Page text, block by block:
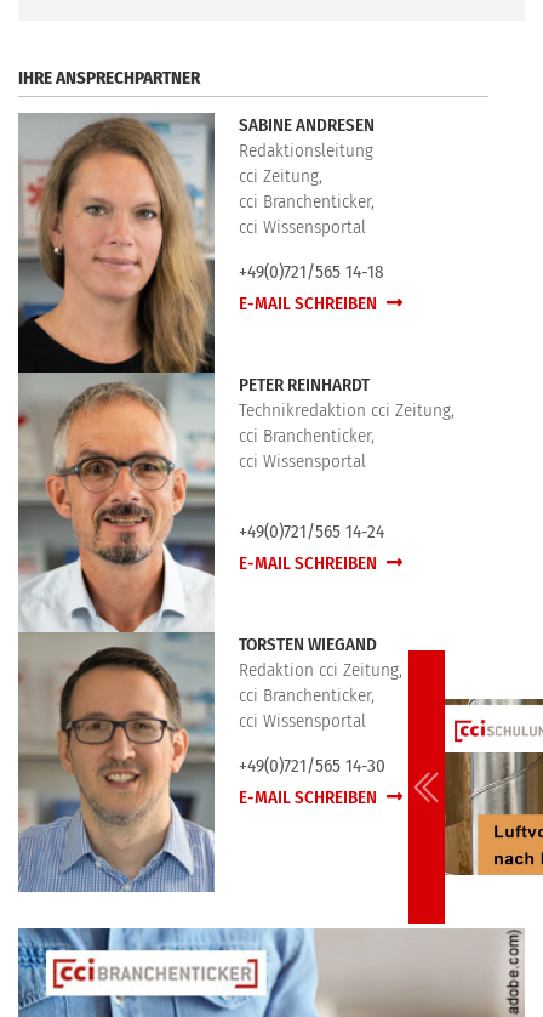
IHRE ANSPRECHPARTNER
SABINE ANDRESEN
Redaktionsleitung
cci Zeitung,
cci Branchenticker,
cci Wissensportal
+49(0)721/565 14-18
E-MAIL SCHREIBEN
PETER REINHARDT
Technikredaktion cci Zeitung,
cci Branchenticker,
cci Wissensportal
+49(0)721/565 14-24
E-MAIL SCHREIBEN
TORSTEN WIEGAND
Redaktion cci Zeitung,
cci Branchenticker,
cci Wissensportal
+49(0)721/565 14-30
E-MAIL SCHREIBEN